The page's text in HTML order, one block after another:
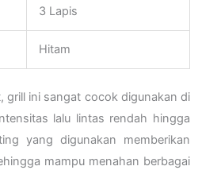
3 Lapis
Hitam
grill ini sangat cocok digunakan di
lalu lintas rendah hingga
yang digunakan memberikan
mampu menahan berbagai